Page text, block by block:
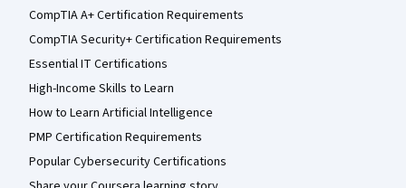
CompTIA A+ Certification Requirements
CompTIA Security+ Certification Requirements
Essential IT Certifications
High-Income Skills to Learn
How to Learn Artificial Intelligence
PMP Certification Requirements
Popular Cybersecurity Certifications